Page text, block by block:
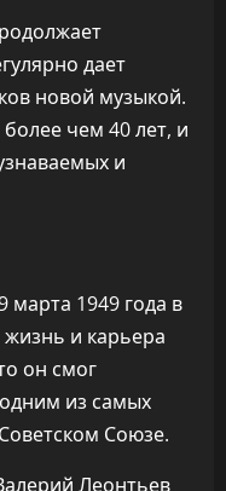
дает
новой музыкой.
чем 40 лет, и
и
марта 1949 года в
жизнь и карьера
он смог
из самых
Союзе.
Леонтьев